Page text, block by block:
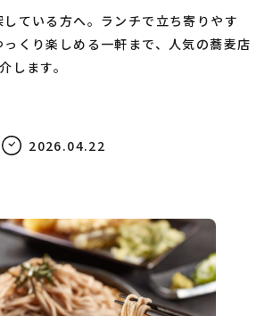
ている方へ。ランチで立ち寄りやす
くり楽しめる一軒まで、人気の蕎麦店
します。
2026.04.22